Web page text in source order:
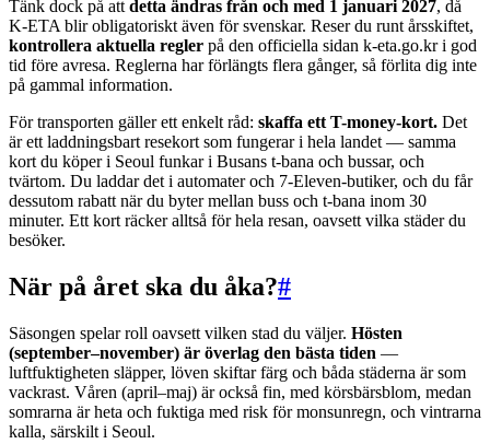
Tänk dock på att detta ändras från och med 1 januari 2027, då
K-ETA blir obligatoriskt även för svenskar. Reser du runt årsskiftet,
kontrollera aktuella regler på den officiella sidan k-eta.go.kr i god
tid före avresa. Reglerna har förlängts flera gånger, så förlita dig inte
på gammal information.
För transporten gäller ett enkelt råd: skaffa ett T-money-kort. Det
är ett laddningsbart resekort som fungerar i hela landet — samma
kort du köper i Seoul funkar i Busans t-bana och bussar, och
tvärtom. Du laddar det i automater och 7-Eleven-butiker, och du får
dessutom rabatt när du byter mellan buss och t-bana inom 30
minuter. Ett kort räcker alltså för hela resan, oavsett vilka städer du
besöker.
När på året ska du åka?#
Säsongen spelar roll oavsett vilken stad du väljer. Hösten
(september–november) är överlag den bästa tiden —
luftfuktigheten släpper, löven skiftar färg och båda städerna är som
vackrast. Våren (april–maj) är också fin, med körsbärsblom, medan
somrarna är heta och fuktiga med risk för monsunregn, och vintrarna
kalla, särskilt i Seoul.